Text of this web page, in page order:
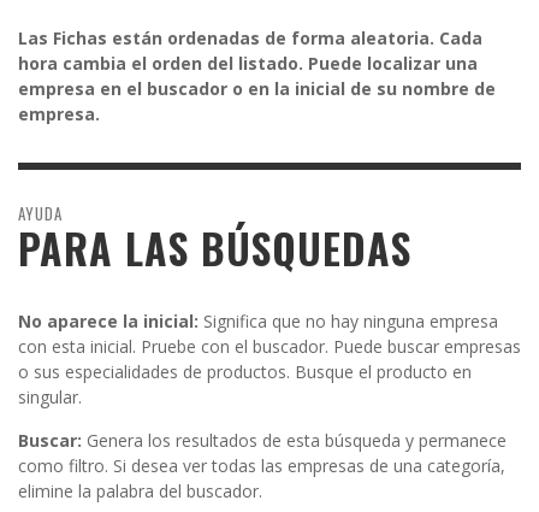
Las Fichas están ordenadas de forma aleatoria. Cada
hora cambia el orden del listado. Puede localizar una
empresa en el buscador o en la inicial de su nombre de
empresa.
AYUDA
PARA LAS BÚSQUEDAS
No aparece la inicial: Significa que no hay ninguna empresa
con esta inicial. Pruebe con el buscador. Puede buscar empresas
o sus especialidades de productos. Busque el producto en
singular.
Buscar: Genera los resultados de esta búsqueda y permanece
como filtro. Si desea ver todas las empresas de una categoría,
elimine la palabra del buscador.